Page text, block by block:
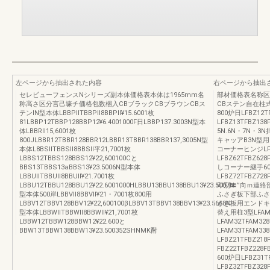
左ページから抽出された内容
セレビューフェンスNシリーズ副本体価格表本体は1965mm名
称高さ区分言己壕チ価格包数梱入CBブラックCBブラウンCBス
テンlN型本体LBBPllTBBPll8BBPll¥15.6001枚
81LBBP12TBBP128BBP12¥6.4001000F日LBBP137.3003N型本
体LBBRll15,6001枚
800JLBBR12TBBR128BBR12LBBR13TBBR138BBR137,3005N型
本体L8BSllTBBSll8BBSll平21,7001枚
LBBS12TBBS128BBS12¥22,600100Cと
BBS13TBBS13aBBS13¥23.5006N型本体
LBBUllTBBUll8BBUll¥21.7001枚
LBBU12TBBU128BBU12¥22.6001000HLBBU13BBU138BBU13¥23.5007N
型本体500岸LBBVll8BBVll¥21・7001枚800用
LBBV12TBBV128BBV12¥22,600100βLBBV13TBBV138BBV13¥23.5668N
型本体LBBWllTBBWll8BBWll¥21,7001枚
LBBW12TBBW128BBW12¥22.600と
BBW13TBBW138BBW13¥23.500352SHNMK酎
右ページから抽出
部材価格表名称
CBステン自在柱
800炉日
5N.6N・7N・3N
キャッアB3N型
コーナーヒンジ
しコーナー継手
印別〓”向ｍ連絡
ふさぎ板下部ふ
さぎ板用エンド
替え用柱3型
600炉日